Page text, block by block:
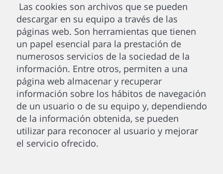
Las cookies son archivos que se pueden
descargar en su equipo a través de las
páginas web. Son herramientas que tienen
un papel esencial para la prestación de
numerosos servicios de la sociedad de la
información. Entre otros, permiten a una
página web almacenar y recuperar
información sobre los hábitos de navegación
de un usuario o de su equipo y, dependiendo
de la información obtenida, se pueden
utilizar para reconocer al usuario y mejorar
el servicio ofrecido.